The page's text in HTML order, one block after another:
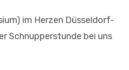
im Herzen Düsseldorf-
Schnupperstunde bei uns